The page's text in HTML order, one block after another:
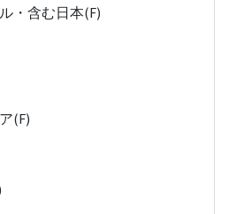
・含む日本(F)
(F)